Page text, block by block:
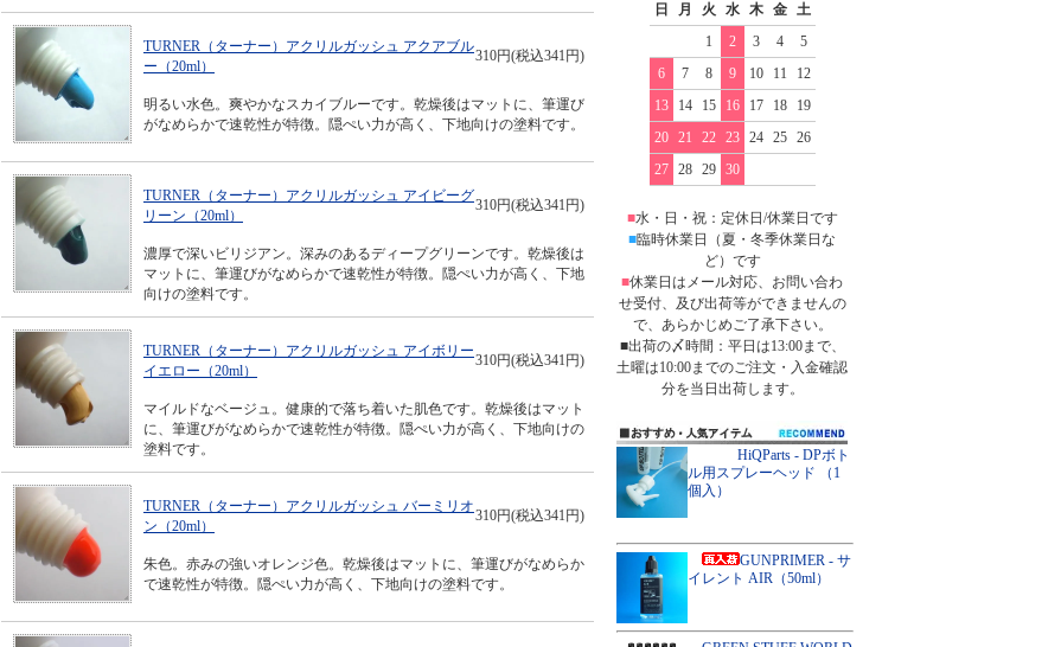
TURNER（ターナー）アクリルガッシュ アクアブル
ー（20ml）
310円(税込341円)
明るい水色。爽やかなスカイブルーです。乾燥後はマットに、筆運び
がなめらかで速乾性が特徴。隠ぺい力が高く、下地向けの塗料です。
TURNER（ターナー）アクリルガッシュ アイビーグ
リーン（20ml）
310円(税込341円)
濃厚で深いビリジアン。深みのあるディープグリーンです。乾燥後は
マットに、筆運びがなめらかで速乾性が特徴。隠ぺい力が高く、下地
向けの塗料です。
TURNER（ターナー）アクリルガッシュ アイボリー
イエロー（20ml）
310円(税込341円)
マイルドなベージュ。健康的で落ち着いた肌色です。乾燥後はマット
に、筆運びがなめらかで速乾性が特徴。隠ぺい力が高く、下地向けの
塗料です。
TURNER（ターナー）アクリルガッシュ バーミリオ
ン（20ml）
310円(税込341円)
朱色。赤みの強いオレンジ色。乾燥後はマットに、筆運びがなめらか
で速乾性が特徴。隠ぺい力が高く、下地向けの塗料です。
日
月 火 水 木 金
土
1
2 3 4
5
6
7 8 9 10 11
12
13
14 15 16 17 18
19
20
21 22 23 24 25
26
27
28 29 30
■水・日・祝：定休日/休業日です
■臨時休業日（夏・冬季休業日な
ど）です
■休業日はメール対応、お問い合わ
せ受付、及び出荷等ができませんの
で、あらかじめご了承下さい。
■出荷の〆時間：平日は13:00まで、
土曜は10:00までのご注文・入金確認
分を当日出荷します。
HiQParts - DPボト
ル用スプレーヘッド （1
個入）
GUNPRIMER - サ
イレント AIR（50ml）